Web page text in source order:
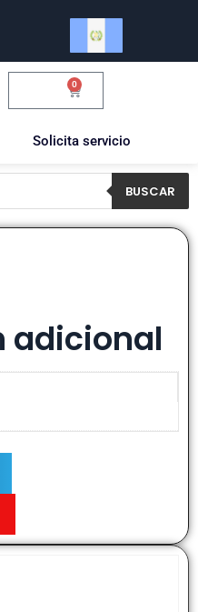
0
Solicita servicio
BUSCAR
adicional